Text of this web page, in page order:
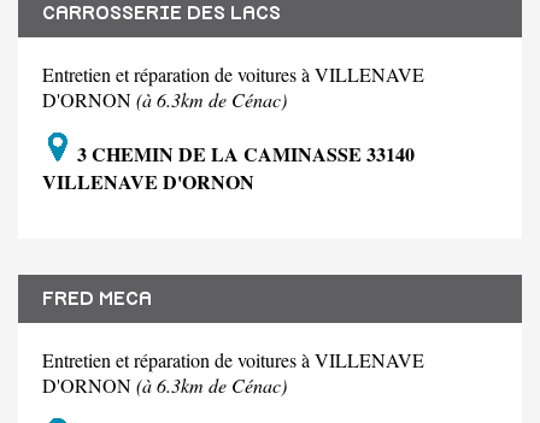
CARROSSERIE DES LACS
Entretien et réparation de voitures à VILLENAVE
D'ORNON(à 6.3km de Cénac)
3 CHEMIN DE LA CAMINASSE 33140
VILLENAVE D'ORNON
FRED MECA
Entretien et réparation de voitures à VILLENAVE
D'ORNON(à 6.3km de Cénac)